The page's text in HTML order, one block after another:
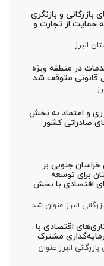
بازرگانی و بازنگری
حمایت از تجارت و
البرز:
در منطقه ویژه
قانونی متوقف شد
و اعتماد به بخش
صادراتی کشور
خراسان جنوبی بر
برای توسعه
اقتصادی با بخش
البرز عنوان شد:
اقتصادی با
مشترک
البرز عنوان